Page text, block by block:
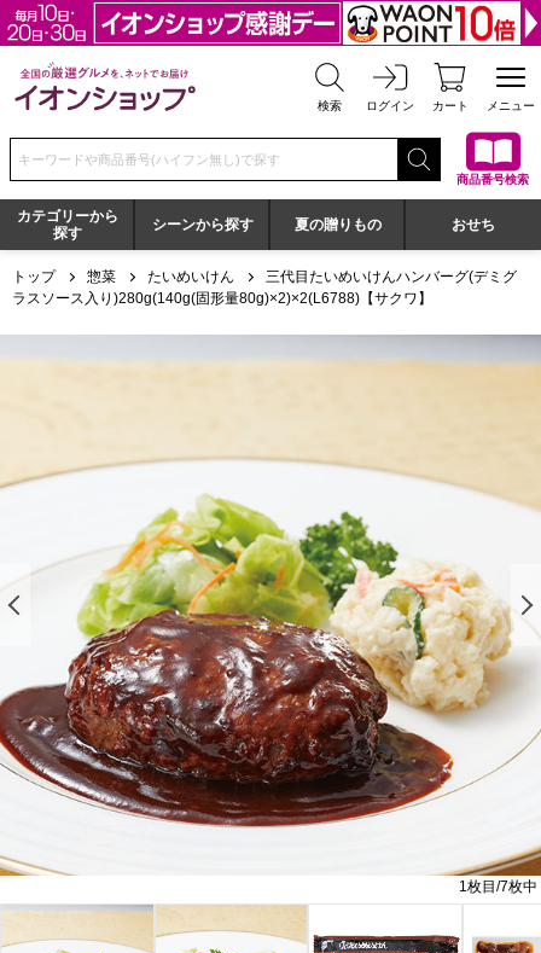
全国の厳選グルメを、ネットでお届け イオンショップ
検索 ログイン カート メニュー
検索キーワードまたは商品番号を入力してください
商品番号検索
カテゴリーから
探す
シーンから探す 夏の贈りもの おせち
トップ 惣菜 たいめいけん
三代目たいめいけんハンバーグ(デミグ
ラスソース入り)280g(140g(固形量80g)×2)×2(L6788)【サクワ】
前の画像を表示する
1枚目/7枚中